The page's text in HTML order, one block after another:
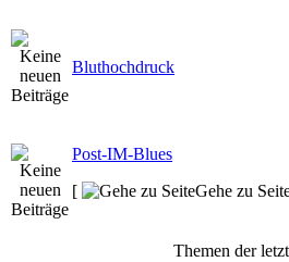
Bluthochdruck
Post-IM-Blues
[
Gehe zu
Themen der